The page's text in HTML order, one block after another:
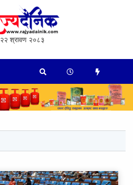
२२ श्रावण २०८३